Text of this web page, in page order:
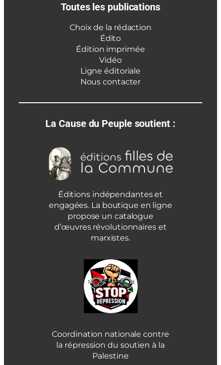
Toutes les publications
Choix de la rédaction
Édito
Édition imprimée
Vidéo
Ligne éditoriale
Nous contacter
La Cause du Peuple soutient :
Éditions indépendantes et
engagées. La boutique en ligne
propose un catalogue
d’œuvres révolutionnaires et
marxistes.
Coordination nationale contre
la répression du soutien à la
Palestine